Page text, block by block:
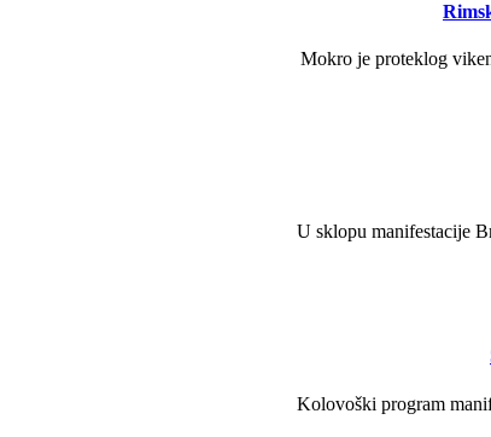
Mokro je proteklog
U sklopu manifestacije
Kolovoški program